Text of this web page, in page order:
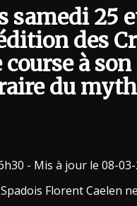
samedi 25
des
à
du
- Mis à jour le 08-